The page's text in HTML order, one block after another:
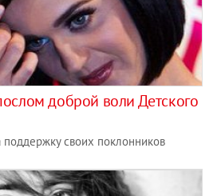
доброй воли Детского
поддержку своих поклонников